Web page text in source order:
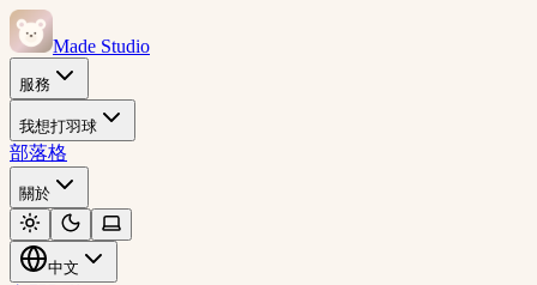
Made Studio
服務
我想打羽球
部落格
關於
中文